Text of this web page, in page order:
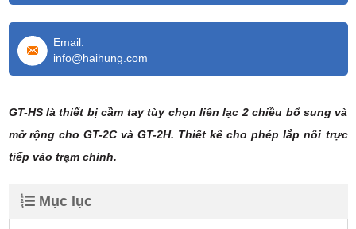
Email:
info@haihung.com
GT-HS là thiết bị cầm tay tùy chọn liên lạc 2 chiều bổ sung và
mở rộng cho GT-2C và GT-2H. Thiết kế cho phép lắp nối trực
tiếp vào trạm chính.
Mục lục